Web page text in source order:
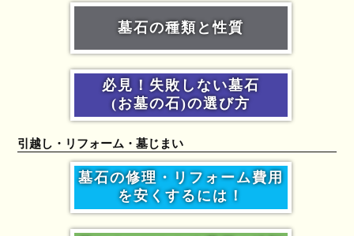
墓石の種類と性質
必見！失敗しない墓石
(お墓の石)の選び方
引越し・リフォーム・墓じまい
墓石の修理・リフォーム費用
を安くするには！